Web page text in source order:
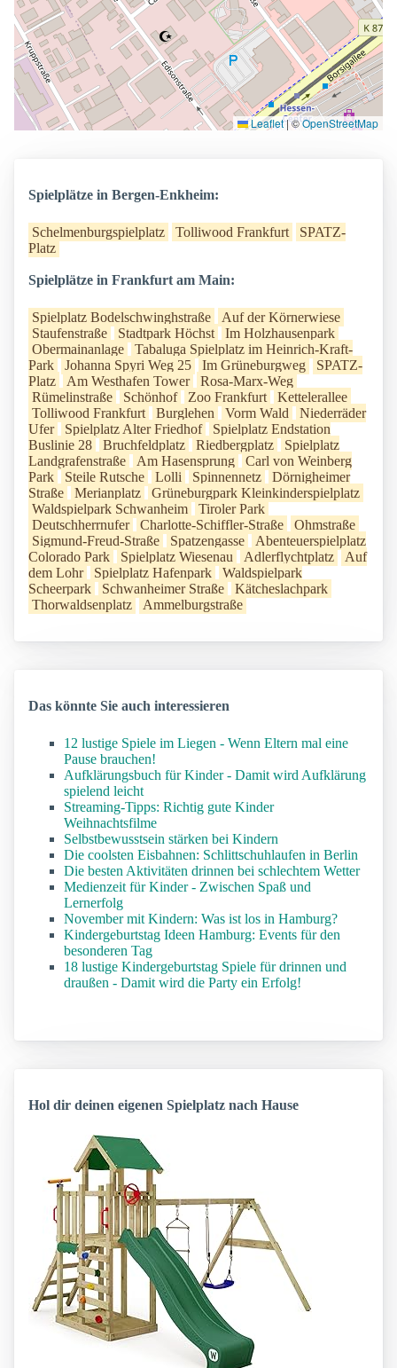
Leaflet|©OpenStreetMap
Spielplätze in Bergen-Enkheim:
Schelmenburgspielplatz Tolliwood Frankfurt
SPATZ-
Platz
Spielplätze in Frankfurt am Main:
Spielplatz Bodelschwinghstraße
Auf der Körnerwiese
Staufenstraße
Stadtpark Höchst
Im Holzhausenpark
Obermainanlage
Tabaluga Spielplatz im Heinrich-Kraft-
Park
Johanna Spyri Weg 25 Im Grüneburgweg
SPATZ-
Platz
Am Westhafen Tower
Rosa-Marx-Weg
Rümelinstraße
Schönhof Zoo Frankfurt
Kettelerallee
Tolliwood Frankfurt
Burglehen Vorm Wald
Niederräder
Ufer
Spielplatz Alter Friedhof
Spielplatz Endstation
Buslinie 28
Bruchfeldplatz Riedbergplatz
Spielplatz
Landgrafenstraße
Am Hasensprung
Carl von Weinberg
Park
Steile Rutsche Lolli Spinnennetz
Dörnigheimer
Straße
Merianplatz
Grüneburgpark Kleinkinderspielplatz
Waldspielpark Schwanheim
Tiroler Park
Deutschherrnufer
Charlotte-Schiffler-Straße
Ohmstraße
Sigmund-Freud-Straße
Spatzengasse
Abenteuerspielplatz
Colorado Park
Spielplatz Wiesenau Adlerflychtplatz
Auf
dem Lohr
Spielplatz Hafenpark
Waldspielpark
Scheerpark
Schwanheimer Straße
Kätcheslachpark
Thorwaldsenplatz
Ammelburgstraße
Das könnte Sie auch interessieren
12 lustige Spiele im Liegen - Wenn Eltern mal eine
Pause brauchen!
Aufklärungsbuch für Kinder - Damit wird Aufklärung
spielend leicht
Streaming-Tipps: Richtig gute Kinder
Weihnachtsfilme
Selbstbewusstsein stärken bei Kindern
Die coolsten Eisbahnen: Schlittschuhlaufen in Berlin
Die besten Aktivitäten drinnen bei schlechtem Wetter
Medienzeit für Kinder - Zwischen Spaß und
Lernerfolg
November mit Kindern: Was ist los in Hamburg?
Kindergeburtstag Ideen Hamburg: Events für den
besonderen Tag
18 lustige Kindergeburtstag Spiele für drinnen und
draußen - Damit wird die Party ein Erfolg!
Hol dir deinen eigenen Spielplatz nach Hause